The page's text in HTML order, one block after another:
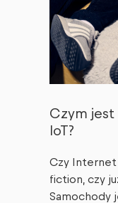
Czym jest
IoT?
Czy Internet
fiction, czy
Samochody